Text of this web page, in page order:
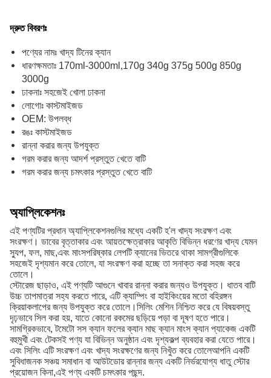
দ্রুত বিবরণঃ
পণ্যের নামঃ খাদ্য টিনের ক্যান
ধারণক্ষমতাঃ 170ml-3000ml,170g 340g 375g 500g 850g
3000g
ঢাকনাঃ সহজেই খোলা ঢাকনা
লোগোঃ কাস্টমাইজড
OEM: উপলব্ধ
রঙঃ কাস্টমাইজড
রান্না করার জন্য উপযুক্ত
গরম করার জন্য আদর্শ প্রস্তুত খেতে বাটি
গরম করার জন্য চমৎকার প্রস্তুত খেতে বাটি
অ্যাপ্লিকেশনঃ
এই পণ্যটির প্রধান অ্যাপ্লিকেশনগুলির মধ্যে একটি হ'ল খাদ্য সংরক্ষণ এবং
সংরক্ষণ। ডাবের বৃত্তাকার এবং আয়তক্ষেত্রাকার আকৃতি বিভিন্ন ধরণের খাদ্য যেমন
স্যুপ, ফল, মাছ,এবং মাংসপরিষ্কার লেপটি ক্যানের ভিতরে থাকা সামগ্রীগুলিকে
সহজেই দৃশ্যমান করে তোলে, যা সংরক্ষণ করা হচ্ছে তা সনাক্ত করা সহজ করে
তোলে।
স্টোরেজ ছাড়াও, এই পণ্যটি আগুনে খাবার রান্না করার জন্যও উপযুক্ত। ধাতব বাটি
উচ্চ তাপমাত্রা সহ্য করতে পারে, এটি ক্যাম্পিং বা হাইকিংয়ের মতো বহিরঙ্গন
ক্রিয়াকলাপের জন্য উপযুক্ত করে তোলে।সিলিং মেশিন নিশ্চিত করে যে বিষয়বস্তু
দৃঢ়ভাবে সিল করা হয়, যাতে কোনো রকমের ছড়িয়ে পড়া বা দূষণ হতে পারে।
সামগ্রিকভাবে, টমেটো সস ক্যান ফলের ক্যান মাছ ক্যান মাংস ক্যান প্যাকেজ একটি
বহুমুখী এবং টেকসই পণ্য যা বিভিন্ন অনুষ্ঠান এবং দৃশ্যকল্প ব্যবহার করা যেতে পারে।
এবং সিলিং এটি সংরক্ষণ এবং খাদ্য সংরক্ষণের জন্য নিখুঁত করে তোলেআপনি একটি
সুবিধাজনক সঞ্চয় সমাধান বা আউটডোর রান্নার জন্য একটি নির্ভরযোগ্য ধাতু স্টোর
প্রয়োজন কিনা,এই পণ্য একটি চমৎকার পছন্দ.